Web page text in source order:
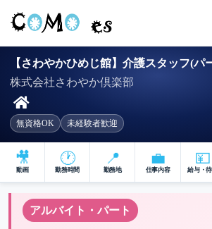
【さわやかひめじ館】介護スタッフ(パ
株式会社さわやか倶楽部
無資格OK 未経験者歓迎
🎥
動画
🕐
勤務時間
📍
勤務地
💼
仕事内容
💴
給与・
アルバイト・パート